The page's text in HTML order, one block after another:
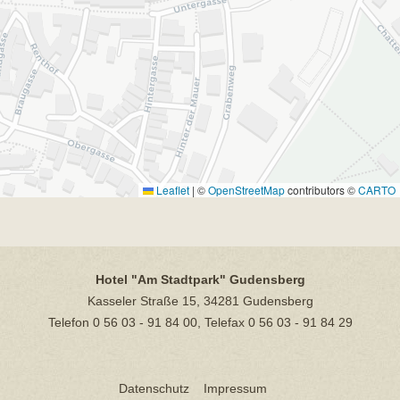
Leaflet | ©OpenStreetMapcontributors ©CARTO
Hotel "Am Stadtpark" Gudensberg
Kasseler Straße 15, 34281 Gudensberg
Telefon 0 56 03 - 91 84 00, Telefax 0 56 03 - 91 84 29
Datenschutz Impressum